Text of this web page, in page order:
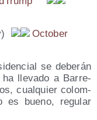
Octo­ber
se debe­rán
ha lle­va­do a Barre­
cual­quier colom­
es bueno, regu­lar